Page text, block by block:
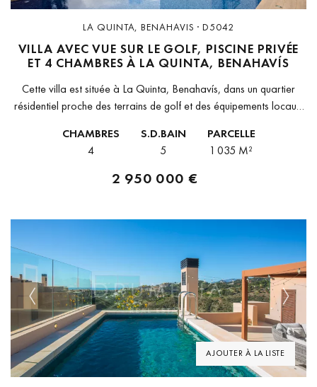
LA QUINTA, BENAHAVIS · D5042
VILLA AVEC VUE SUR LE GOLF, PISCINE PRIVÉE
ET 4 CHAMBRES À LA QUINTA, BENAHAVÍS
Cette villa est située à La Quinta, Benahavís, dans un quartier
résidentiel proche des terrains de golf et des équipements locaux.
CHAMBRES
4
S.D.BAIN
5
PARCELLE
1 035 M²
2 950 000 €
AJOUTER À LA LISTE
Previous Next